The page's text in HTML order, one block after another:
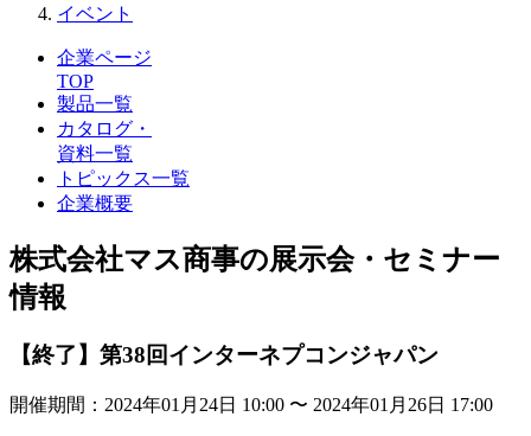
イベント
企業ページ
TOP
製品一覧
カタログ・
資料一覧
トピックス一覧
企業概要
株式会社マス商事の展示会・セミナー
情報
【終了】第38回インターネプコンジャパン
開催期間：2024年01月24日 10:00 〜 2024年01月26日 17:00